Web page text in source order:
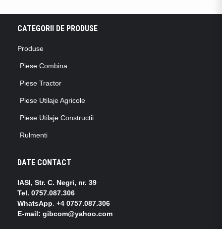
CATEGORII DE PRODUSE
Produse
Piese Combina
Piese Tractor
Piese Utilaje Agricole
Piese Utilaje Constructii
Rulmenti
DATE CONTACT
IASI, Str. C. Negri, nr. 39
Tel. 0757.087.306
WhatsApp +4 0757.087.306
E-mail: gibcom@yahoo.com